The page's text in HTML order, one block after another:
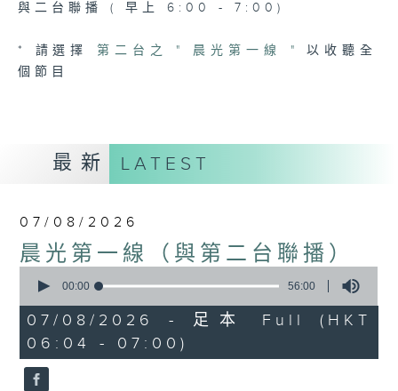
與二台聯播 ( 早上 6:00 - 7:00)
* 請選擇 第二台之 " 晨光第一線 "以收聽全
個節目
最新 LATEST
07/08/2026
晨光第一線（與第二台聯播）
seconds
56
minutes,
0
seconds
00:00 56:00
07/08/2026 - 足本 Full (HKT
06:04 - 07:00)